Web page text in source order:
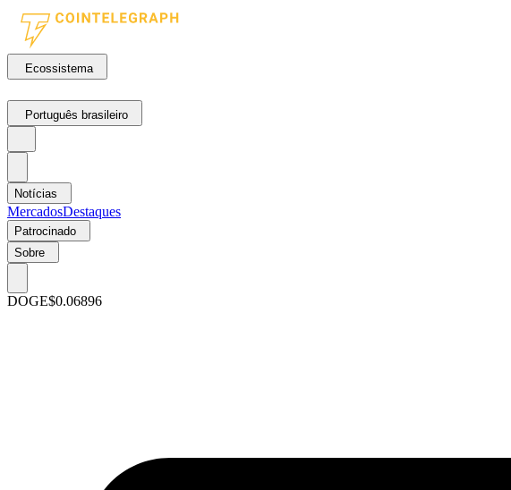
Ecossistema
Português brasileiro
Notícias
MercadosDestaques
Patrocinado
Sobre
DOGE$0.06896